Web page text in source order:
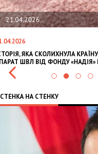
21.04.2026
ЯКА СКОЛИХНУЛА
ШВЛ ВІД ФОНДУ «НАДІЯ»
СТЕНКА НА СТЕНКУ